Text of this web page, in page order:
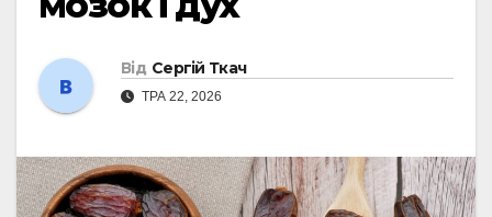
Від Сергій Ткач
ТРА 22, 2026